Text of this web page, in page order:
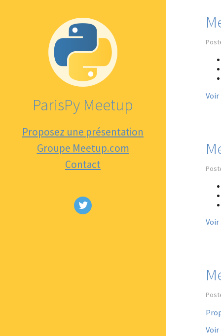
ParisPy Meetup
Proposez une présentation
Groupe Meetup.com
Contact